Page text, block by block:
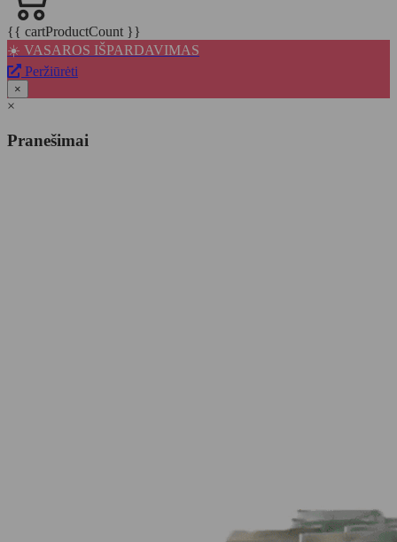
{{ cartProductCount }}
☀️ VASAROS IŠPARDAVIMAS
Peržiūrėti
×
×
Pranešimai